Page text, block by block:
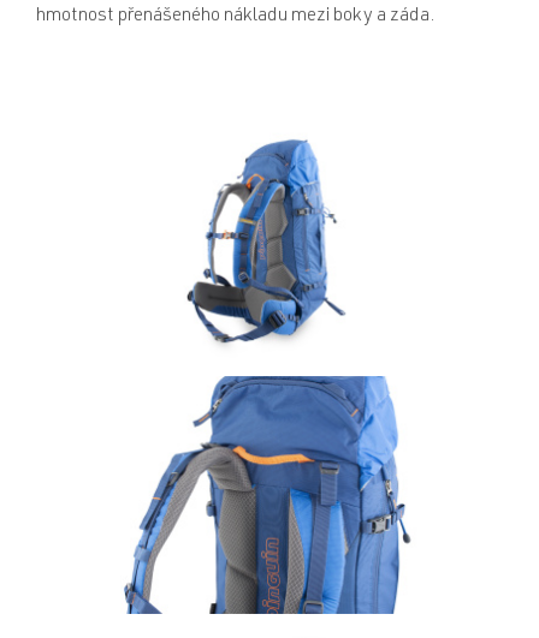
hmotnost přenášeného nákladu mezi boky a záda.